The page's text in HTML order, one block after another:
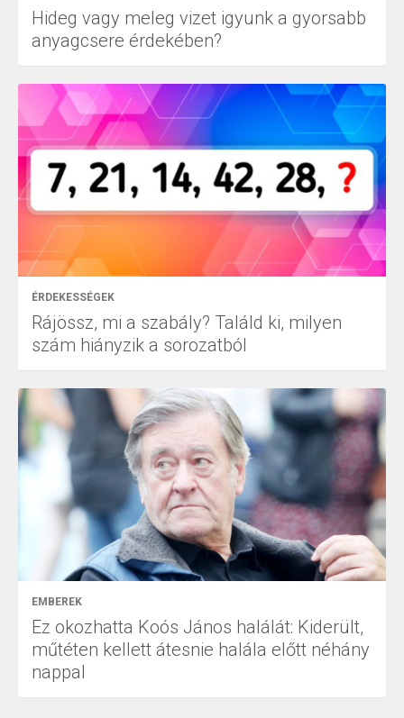
Hideg vagy meleg vizet igyunk a gyorsabb
anyagcsere érdekében?
ÉRDEKESSÉGEK
Rájössz, mi a szabály? Találd ki, milyen
szám hiányzik a sorozatból
EMBEREK
Ez okozhatta Koós János halálát: Kiderült,
műtéten kellett átesnie halála előtt néhány
nappal